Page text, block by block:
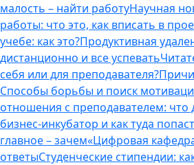
малость – найти работуНаучная
работы: что это, как вписать в
учебе: как это?Продуктивная
дистанционно и все успевать
себя или для преподавателя?
Способы борьбы и поиск
отношения с преподавателем: что
бизнес-инкубатор и как туда
главное – зачем«Цифровая
ответыСтуденческие стипендии: